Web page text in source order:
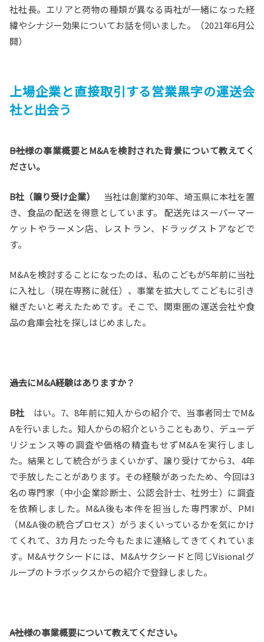
社社長。エリアと荷物の種類が異なる両社が一緒になった経
緯やシナジー効果についてお話を伺いました。（2021年6月公
開）
上場企業と直接取引する営業黒字の運送会
社と出会う
――B社様の事業概要とM&Aを検討された背景について教えてく
ださい。
B社（譲り受け企業） 当社は創業約30年、埼玉県に本社を置
き、食品の配送を得意としています。 配送先はスーパーマー
ケットやラーメン店、レストラン、ドラッグストアなどで
す。
M&Aを検討することになったのは、私のこどもが5年前に当社
に入社し（現在専務に就任）、事業を拡大してこどもに引き
継ぎたいと考えたためです。そこで、関東圏の運送会社や食
品の倉庫会社を探しはじめました。
――過去にM&A経験はありますか？
B社
はい。7、8年前に知人からの紹介で、当事者同士でM&
Aを行いました。知人からの紹介ということもあり、デューデ
リジェンス等の調査や価格の精査もせずM&Aを実行しまし
た。結果として統合がうまくいかず、譲り受けてから3、4年
で手放したことがあります。その経験があったため、今回は3
名の専門家（中小企業診断士、公認会計士、社労士）に調査
を依頼しました。M&A後も本件を担当した専門家が、PMI
（M&A後の統合プロセス）がうまくいっているかを気にかけ
てくれて、3カ月たった今もたまに連絡してきてくれていま
す。M&Aサクシードには、M&Aサクシードと同じVisionalグ
ループのトラボックスからの紹介で登録しました。
――A社様の事業概要について教えてください。